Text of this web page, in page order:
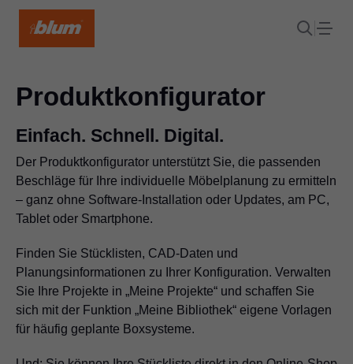
Produktkonfigurator
Einfach. Schnell. Digital.
Der Produktkonfigurator unterstützt Sie, die passenden
Beschläge für Ihre individuelle Möbelplanung zu ermitteln
– ganz ohne Software-Installation oder Updates, am PC,
Tablet oder Smartphone.
Finden Sie Stücklisten, CAD-Daten und
Planungsinformationen zu Ihrer Konfiguration. Verwalten
Sie Ihre Projekte in „Meine Projekte“ und schaffen Sie
sich mit der Funktion „Meine Bibliothek“ eigene Vorlagen
für häufig geplante Boxsysteme.